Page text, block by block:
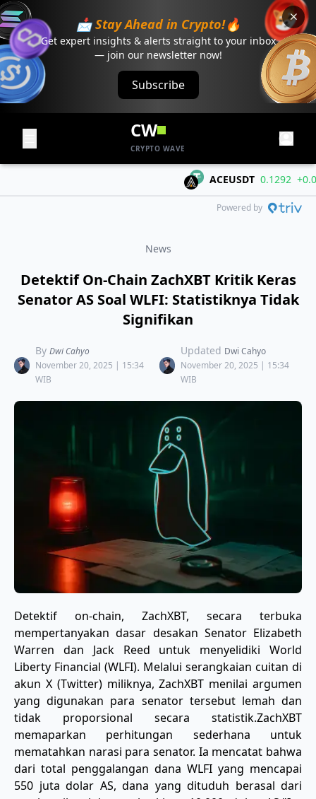
📩 Stay Ahead in Crypto!🔥
Get expert insights & alerts straight to your inbox
— join our newsletter now!
Subscribe
CW
CRYPTO WAVE
ACEUSDT 0.1292
Powered by
News
Detektif On-Chain ZachXBT Kritik Keras
Senator AS Soal WLFI: Statistiknya Tidak
Signifikan
By Dwi Cahyo
November 20, 2025 | 15:34
WIB
Updated Dwi Cahyo
November 20, 2025 | 15:34
WIB
​Detektif on-chain, ZachXBT, secara terbuka
mempertanyakan dasar desakan Senator Elizabeth
Warren dan Jack Reed untuk menyelidiki World
Liberty Financial (WLFI). Melalui serangkaian cuitan di
akun X (Twitter) miliknya, ZachXBT menilai argumen
yang digunakan para senator tersebut lemah dan
tidak proporsional secara statistik. ​ZachXBT
memaparkan perhitungan sederhana untuk
mematahkan narasi para senator. Ia mencatat bahwa
dari total penggalangan dana WLFI yang mencapai
550 juta dolar AS, dana yang dituduh berasal dari